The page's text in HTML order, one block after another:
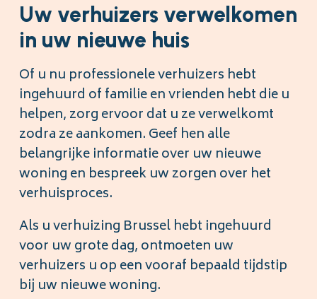
Uw verhuizers verwelkomen
in uw nieuwe huis
Of u nu professionele verhuizers hebt
ingehuurd of familie en vrienden hebt die u
helpen, zorg ervoor dat u ze verwelkomt
zodra ze aankomen. Geef hen alle
belangrijke informatie over uw nieuwe
woning en bespreek uw zorgen over het
verhuisproces.
Als u verhuizing Brussel hebt ingehuurd
voor uw grote dag, ontmoeten uw
verhuizers u op een vooraf bepaald tijdstip
bij uw nieuwe woning.